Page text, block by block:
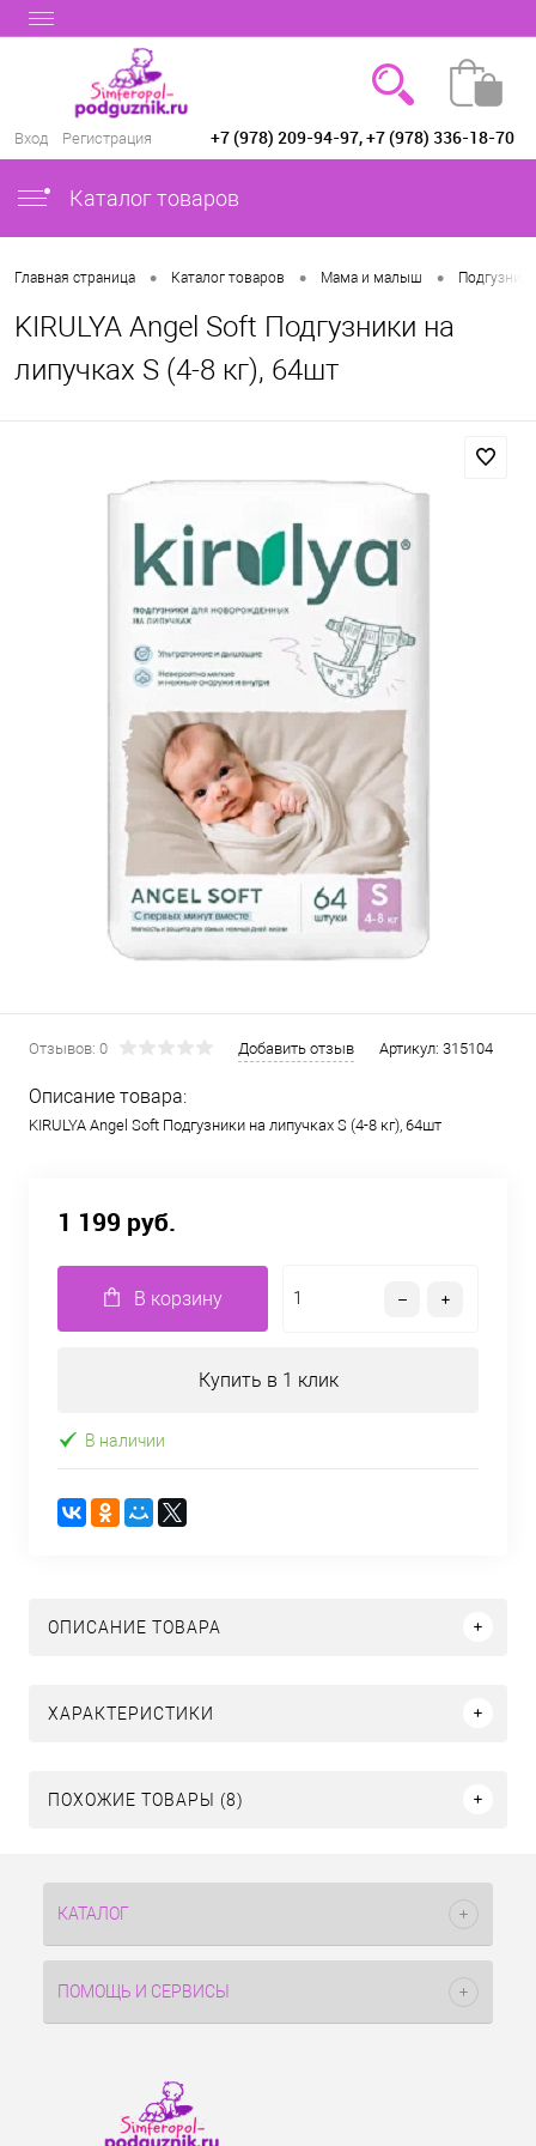
Вход Регистрация +7 (978) 209-94-97, +7 (978) 336-18-70
Каталог товаров
Главная страница • Каталог товаров • Мама и малыш •
KIRULYA Angel Soft Подгузники на
липучках S (4-8 кг), 64шт
Отзывов: 0 Добавить отзыв Артикул: 315104
Описание товара:
KIRULYA Angel Soft Подгузники на липучках S (4-8 кг), 64шт
1 199 руб.
В корзину
Купить в 1 клик
В наличии
ОПИСАНИЕ ТОВАРА
ХАРАКТЕРИСТИКИ
ПОХОЖИЕ ТОВАРЫ (8)
КАТАЛОГ
ПОМОЩЬ И СЕРВИСЫ